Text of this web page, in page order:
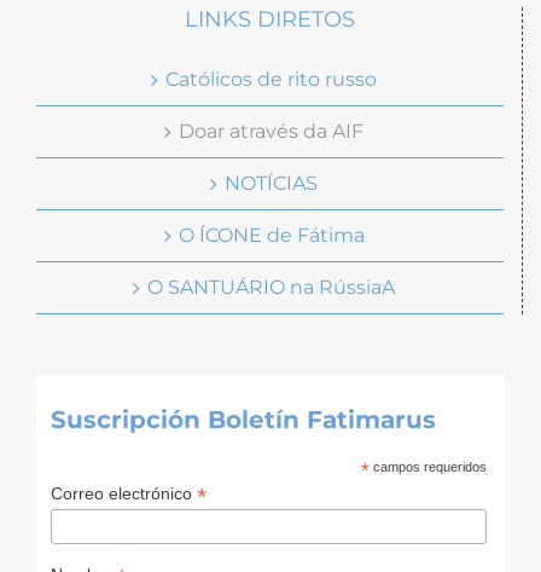
LINKS DIRETOS
Católicos de rito russo
Doar através da AIF
NOTÍCIAS
O ÍCONE de Fátima
O SANTUÁRIO na RússiaA
Suscripción Boletín Fatimarus
*campos requeridos
Correo electrónico *